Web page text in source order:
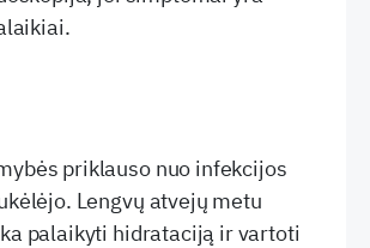
priklauso nuo infekcijos
Lengvų atvejų metu
palaikyti hidrataciją ir vartoti